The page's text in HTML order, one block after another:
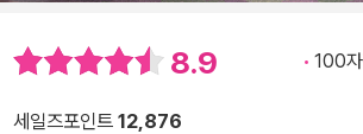
8.9 100
세일즈포인트 12,876